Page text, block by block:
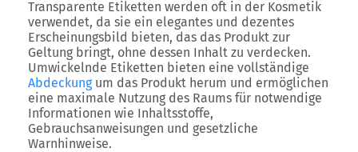
Transparente Etiketten werden oft in der Kosmetik
verwendet, da sie ein elegantes und dezentes
Erscheinungsbild bieten, das das Produkt zur
Geltung bringt, ohne dessen Inhalt zu verdecken.
Umwickelnde Etiketten bieten eine vollständige
Abdeckungum das Produkt herum und ermöglichen
eine maximale Nutzung des Raums für notwendige
Informationen wie Inhaltsstoffe,
Gebrauchsanweisungen und gesetzliche
Warnhinweise.